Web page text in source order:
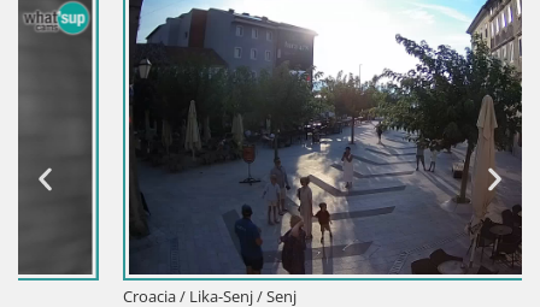
Croacia / Lika-Senj / Senj